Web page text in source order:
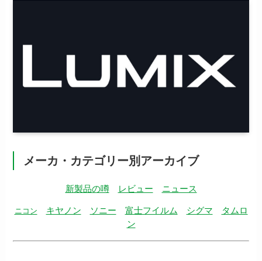
メーカ・カテゴリー別アーカイブ
新製品の噂 レビュー ニュース
ニコン キヤノン ソニー 富士フイルム シグマ
タムロ
ン